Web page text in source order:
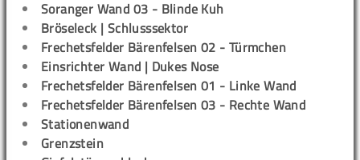
Soranger Wand 03 - Blinde Kuh
Bröseleck | Schlusssektor
Frechetsfelder Bärenfelsen 02 - Türmchen
Einsrichter Wand | Dukes Nose
Frechetsfelder Bärenfelsen 01 - Linke Wand
Frechetsfelder Bärenfelsen 03 - Rechte Wand
Stationenwand
Grenzstein